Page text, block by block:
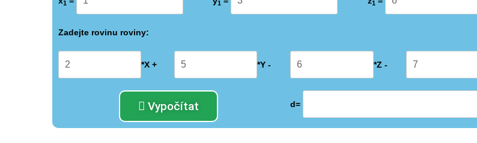
1 1 1
Zadejte rovinu roviny:
*X + *Y - *Z -
Vypočítat d=